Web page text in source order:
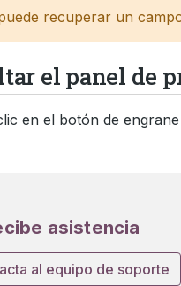
recuperar un
el panel de
en el botón de engrane
asistencia
al equipo de soporte